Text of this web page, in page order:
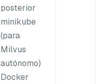
posterior
minikube
(para
Milvus
autónomo)
Docker